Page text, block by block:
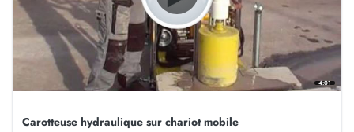
4:01
Carotteuse hydraulique sur chariot mobile